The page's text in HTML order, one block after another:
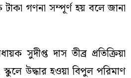
গণনা সম্পূর্ণ হয় বলে জানা
সুদীপ্ত দাস তীব্র প্রতিক্রিয়া
স্কুলে উদ্ধার হওয়া বিপুল পরিমাণ